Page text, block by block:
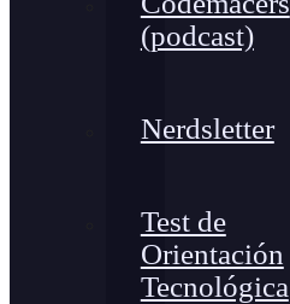
(podcast)
Nerdsletter
Test de
Orientación
Tecnológica